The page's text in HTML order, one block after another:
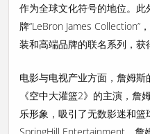
作为全球文化符号的地位。
牌“LeBron James Collection”
装和高端品牌的联名系列，获
电影与电视产业方面，詹姆
《空中大灌篮2》的主演，詹
乐形象，吸引了无数影迷和